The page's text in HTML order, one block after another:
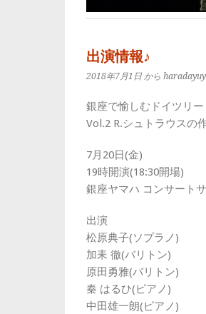
出演情報♪
2018年7月1日 から
銀座で愉しむドイツリー
Vol.2 R.シュトラウスの
7月20日(金)
19時開演(18:30開場)
銀座ヤマハ コンサート
出演
松原典子(ソプラノ)
加耒 徹(バリトン)
原田勇雅(バリトン)
秦 はるひ(ピアノ)
中田雄一朗(ピアノ)